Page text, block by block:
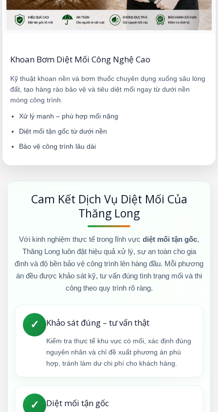
Khoan Bơm Diệt Mối Công Nghệ Cao
Kỹ thuật khoan nền và bơm thuốc chuyên dụng xuống sâu lòng
đất, tạo hàng rào bảo vệ và tiêu diệt mối ngay từ dưới nền
móng công trình.
Xử lý mạnh – phù hợp mối nặng
Diệt mối tận gốc từ dưới nền
Bảo vệ công trình lâu dài
Cam Kết Dịch Vụ Diệt Mối Của
Thăng Long
Với kinh nghiệm thực tế trong lĩnh vực diệt mối tận gốc,
Thăng Long luôn đặt hiệu quả xử lý, sự an toàn cho gia
đình và độ bền bảo vệ công trình lên hàng đầu. Mỗi phương
án đều được khảo sát kỹ, tư vấn đúng tình trạng mối và thi
công theo quy trình rõ ràng.
✓ Khảo sát đúng – tư vấn thật
Kiểm tra thực tế khu vực có mối, xác định đúng
nguyên nhân và chỉ đề xuất phương án phù
hợp, tránh làm dư chi phí cho khách hàng.
✓ Diệt mối tận gốc